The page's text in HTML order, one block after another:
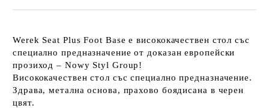
Werek Seat Plus Foot Basee висококачествен стол със
специално предназначение от доказан европейски
прозиход – Nowy Styl Group!
Висококачествен стол със специално предназначение.
Здрава, метална основа, прахово боядисана в черен
цвят.